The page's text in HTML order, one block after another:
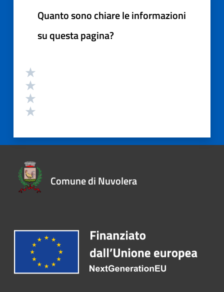
Quanto sono chiare le informazioni
su questa pagina?
Comune di Nuvolera